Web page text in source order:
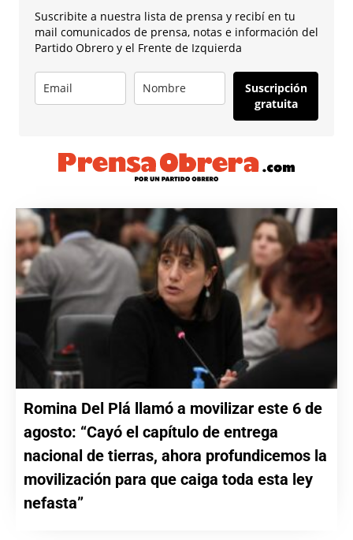
Suscribite a nuestra lista de prensa y recibí en tu
mail comunicados de prensa, notas e información del
Partido Obrero y el Frente de Izquierda
Suscripción
gratuita
Romina Del Plá llamó a movilizar este 6 de
agosto: “Cayó el capítulo de entrega
nacional de tierras, ahora profundicemos la
movilización para que caiga toda esta ley
nefasta”